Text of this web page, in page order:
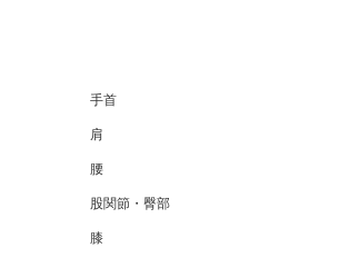
手首
肩
腰
股関節・臀部
膝